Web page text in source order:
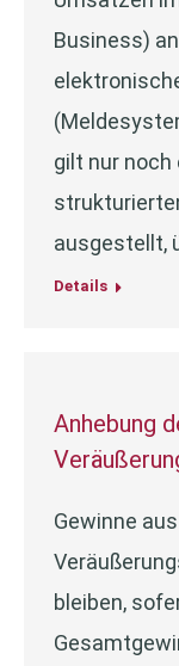
Business)
gilt nur noch
ausgestellt,
Details
Anhebung
Gewinne
bleiben,